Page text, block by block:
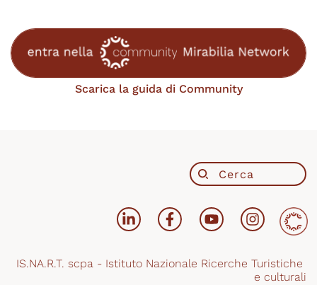
Scarica la guida di Community
IS.NA.R.T. scpa - Istituto Nazionale Ricerche Turistiche
e culturali